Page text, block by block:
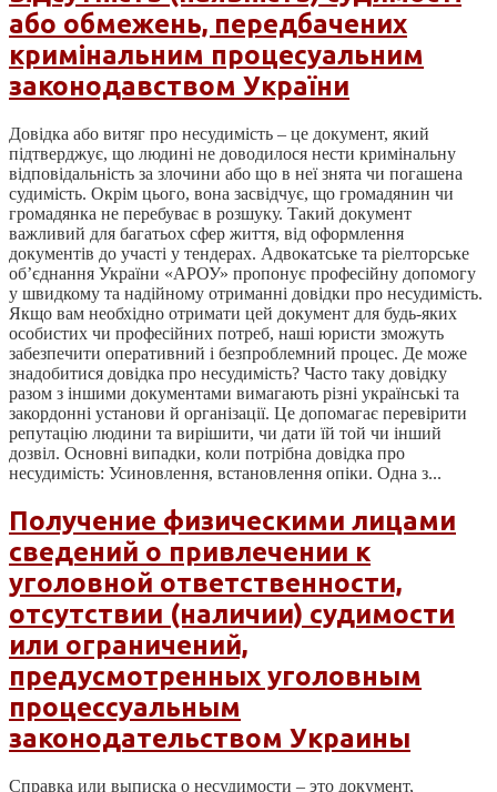
або обмежень, передбачених
кримінальним процесуальним
законодавством України
Довідка або витяг про несудимість – це документ, який
підтверджує, що людині не доводилося нести кримінальну
відповідальність за злочини або що в неї знята чи погашена
судимість. Окрім цього, вона засвідчує, що громадянин чи
громадянка не перебуває в розшуку. Такий документ
важливий для багатьох сфер життя, від оформлення
документів до участі у тендерах. Адвокатське та ріелторське
об’єднання України «АРОУ» пропонує професійну допомогу
у швидкому та надійному отриманні довідки про несудимість.
Якщо вам необхідно отримати цей документ для будь-яких
особистих чи професійних потреб, наші юристи зможуть
забезпечити оперативний і безпроблемний процес. Де може
знадобитися довідка про несудимість? Часто таку довідку
разом з іншими документами вимагають різні українські та
закордонні установи й організації. Це допомагає перевірити
репутацію людини та вирішити, чи дати їй той чи інший
дозвіл. Основні випадки, коли потрібна довідка про
несудимість: Усиновлення, встановлення опіки. Одна з...
Получение физическими лицами
сведений о привлечении к
уголовной ответственности,
отсутствии (наличии) судимости
или ограничений,
предусмотренных уголовным
процессуальным
законодательством Украины
Справка или выписка о несудимости – это документ,